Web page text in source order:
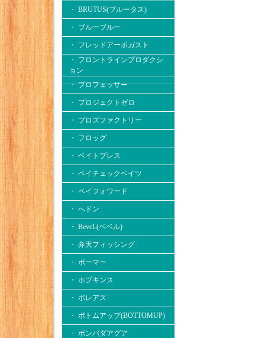
・ BRUTUS(ブルータス)
・ ブルーブルー
・ フレッドアーボガスト
・ フロントラインプロダクシ
ョン
・ プロフェッサー
・ プロジェクトゼロ
・ プロズファクトリー
・ フロッグ
・ ベイトブレス
・ ペイチェックベイツ
・ ペイフォワード
・ へドン
・ BeveL(ベベル)
・ 弁天フィッシング
・ ボーマー
・ ホプキンス
・ ボレアス
・ ボトムアップ(BOTTOMUP)
・ ボンバダアグア